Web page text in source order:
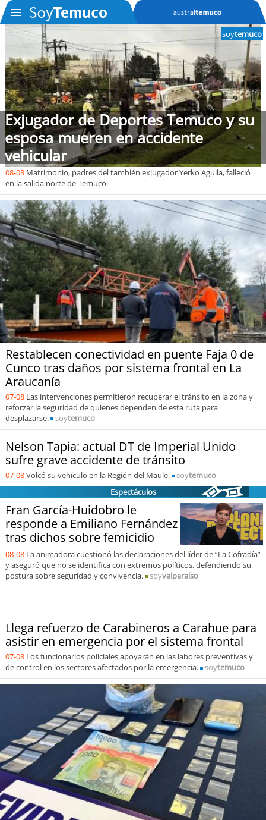
SOYTV
Podcast
Actualidad
Entretención
Economía
Deportes
Tecnología
Sostenibilidad
soychile
soyarica
soyiquique
soycalama
soyantofagasta
soy copiapó
soyvalparaíso
soyquillota
soysanantonio
soychillán
soytalcahuano
soyconcepción
soycoronel
arauco
soytemuco
soy valdivia
osorno
Exjugador de Deportes Temuco y su
esposa mueren en accidente
vehicular
soytemuco
08-08 Matrimonio, padres del también exjugador Yerko Aguila, falleció
en la salida norte de Temuco.
Restablecen conectividad en puente Faja 0 de
Cunco tras daños por sistema frontal en La
Araucanía
07-08 Las intervenciones permitieron recuperar el tránsito en la zona y
reforzar la seguridad de quienes dependen de esta ruta para
desplazarse.
soytemuco
Nelson Tapia: actual DT de Imperial Unido
sufre grave accidente de tránsito
07-08Volcó su vehículo en la Región del Maule. soytemuco
Espectáculos
Fran García-Huidobro le
responde a Emiliano Fernández
tras dichos sobre femicidio
08-08 La animadora cuestionó las declaraciones del líder de “La Cofradía”
y aseguró que no se identifica con extremos políticos, defendiendo su
postura sobre seguridad y convivencia.
soyvalparaíso
Llega refuerzo de Carabineros a Carahue para
asistir en emergencia por el sistema frontal
07-08 Los funcionarios policiales apoyarán en las labores preventivas y
de control en los sectores afectados por la emergencia.
soytemuco